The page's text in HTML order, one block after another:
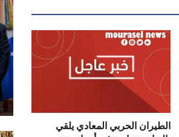
الطيران الحربي المعادي يلقي